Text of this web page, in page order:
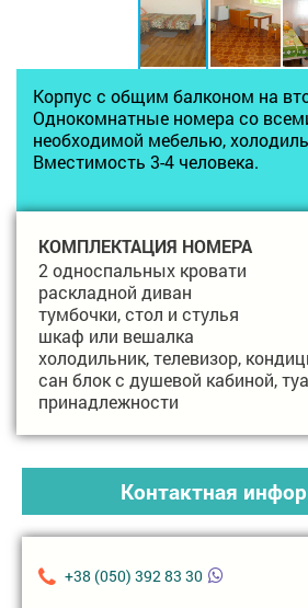
Корпус с общим балконом на
Однокомнатные номера со
необходимой мебелью,
Вместимость 3-4 человека.
КОМПЛЕКТАЦИЯ НОМЕРА
2 односпальных кровати
раскладной диван
тумбочки, стол и стулья
шкаф или вешалка
холодильник, телевизор,
сан блок с душевой кабиной,
принадлежности
Контактная
+38 (050) 392 83 30